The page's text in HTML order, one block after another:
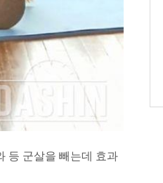
등 군살을 빼는데 효과